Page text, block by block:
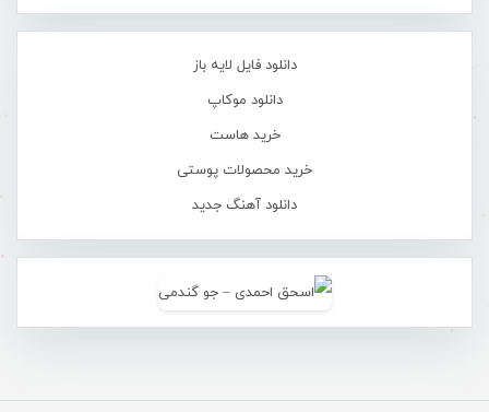
دانلود فایل لایه باز
دانلود موکاپ
خرید هاست
خرید محصولات پوستی
دانلود آهنگ جدید